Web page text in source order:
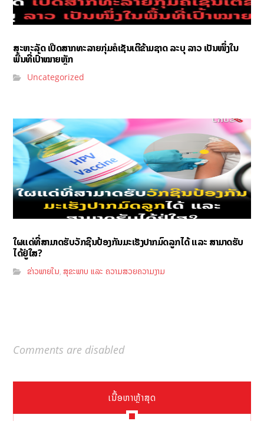
ສະຫະລັດ ເປີດສາກທະລາຍກຸ່ມຄໍເຊັນເຕີຂ້າມຊາດ ລະບຸ ລາວ ເປັນໜຶ່ງໃນ
ພື້ນທີ່ເປົ້າໝາຍຫຼັກ
Uncategorized
ໃຜແດ່ທີ່ສາມາດຮັບວັກຊີນປ້ອງກັນມະເຮັງປາກມົດລູກໄດ້ ແລະ ສາມາດຮັບ
ໄດ້ຢູ່ໃສ?
ຂ່າວພາຍໃນ,ສຸຂະພາບ ແລະ ຄວາມສວຍຄວາມງາມ
Comments are disabled
ເນື້ອຫາຫຼ້າສຸດ